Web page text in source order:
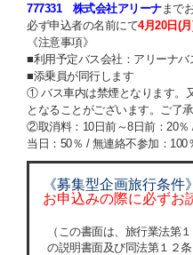
777331 株式会社アリーナまで
必ず申込者の名前にて4月20日(
《注意事項》
■利用予定バス会社：アリーナ
■添乗員が同行します
① バス車内は禁煙となります。
となることがございます。ご了承
②取消料：10日前～8日前：20％
当日：50％ / 無連絡不参加：100
《募集型企画旅行条件
お申込みの際に必ずお
（この書面は、旅行業法第
の説明書面及び同法第１２